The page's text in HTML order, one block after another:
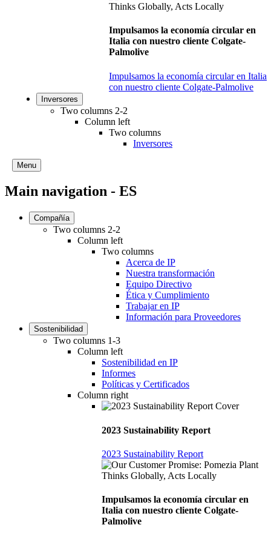
Impulsamos la economía circular en
Italia con nuestro cliente Colgate-
Palmolive
Impulsamos la economía circular en Italia
con nuestro cliente Colgate-Palmolive
Inversores
Two columns 2-2
Column left
Two columns
Inversores
Menu
Main navigation - ES
Compañía
Two columns 2-2
Column left
Two columns
Acerca de IP
Nuestra transformación
Equipo Directivo
Ética y Cumplimiento
Trabajar en IP
Información para Proveedores
Sostenibilidad
Two columns 1-3
Column left
Sostenibilidad en IP
Informes
Políticas y Certificados
Column right
2023 Sustainability Report
2023 Sustainability Report
Impulsamos la economía circular en
Italia con nuestro cliente Colgate-
Palmolive